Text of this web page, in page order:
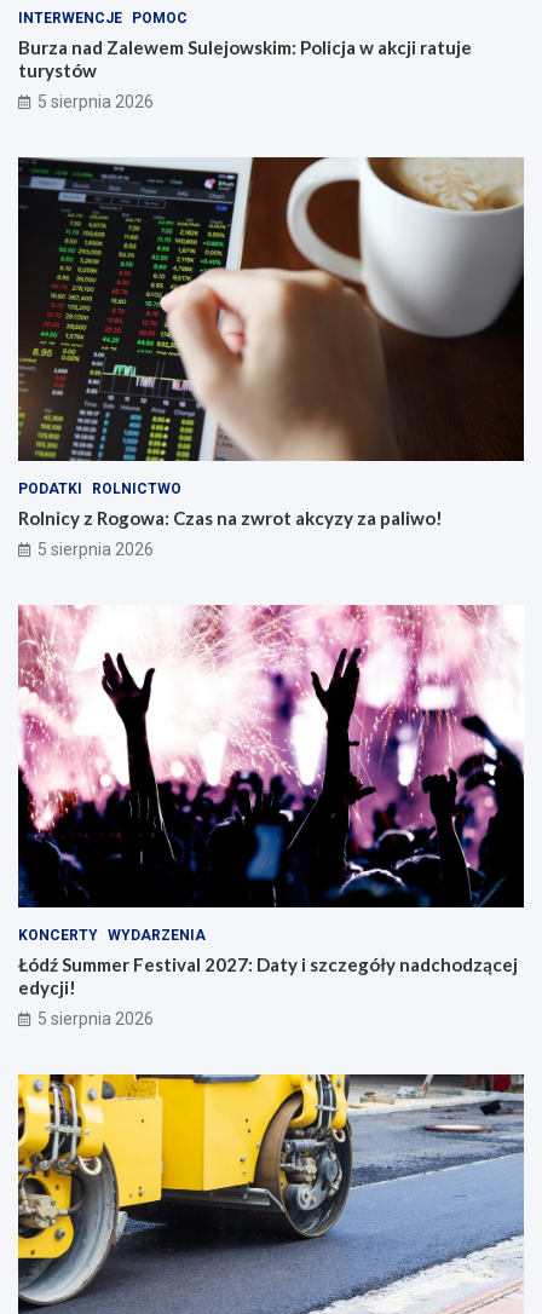
INTERWENCJE POMOC
Burza nad Zalewem Sulejowskim: Policja w akcji ratuje
turystów
5 sierpnia 2026
PODATKI ROLNICTWO
Rolnicy z Rogowa: Czas na zwrot akcyzy za paliwo!
5 sierpnia 2026
KONCERTY WYDARZENIA
Łódź Summer Festival 2027: Daty i szczegóły nadchodzącej
edycji!
5 sierpnia 2026